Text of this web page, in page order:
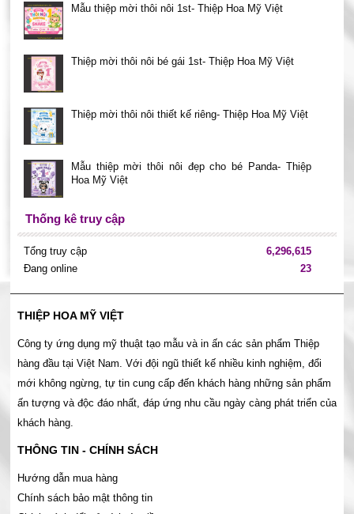
Mẫu thiệp mời thôi nôi 1st- Thiệp Hoa Mỹ Việt
Thiệp mời thôi nôi bé gái 1st- Thiệp Hoa Mỹ Việt
Thiệp mời thôi nôi thiết kế riêng- Thiệp Hoa Mỹ Việt
Mẫu thiệp mời thôi nôi đẹp cho bé Panda- Thiệp
Hoa Mỹ Việt
Thống kê truy cập
Tổng truy cập
6,296,615
Đang online
23
THIỆP HOA MỸ VIỆT
Công ty ứng dụng mỹ thuật tạo mẫu và in ấn các sản phẩm Thiệp
hàng đầu tại Việt Nam. Với đội ngũ thiết kế nhiều kinh nghiệm, đổi
mới không ngừng, tự tin cung cấp đến khách hàng những sản phẩm
ấn tượng và độc đáo nhất, đáp ứng nhu cầu ngày càng phát triển của
khách hàng.
THÔNG TIN - CHÍNH SÁCH
Hướng dẫn mua hàng
Chính sách bảo mật thông tin